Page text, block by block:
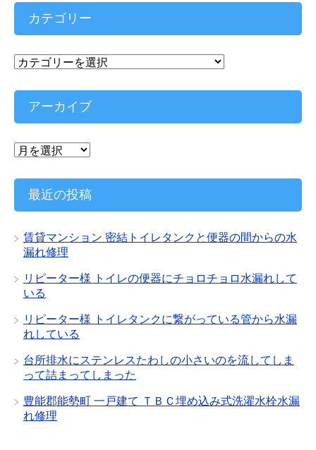
カテゴリー
カ
ゴ
ー
アーカイブ
ア
カ
ブ
最近の投稿
賃貸マンション 密結トイレタンクと便器の間からの水
漏れ修理
リピーター様 トイレの便器にチョロチョロ水漏れして
いる
リピーター様 トイレタンクに繋がっている管から水漏
れしている
台所排水にステンレスたわしの小さいのを流してしま
って詰まってしまった
豊能郡能勢町 一戸建て ＴＢＣ埋め込み式洗濯水栓水漏
れ修理